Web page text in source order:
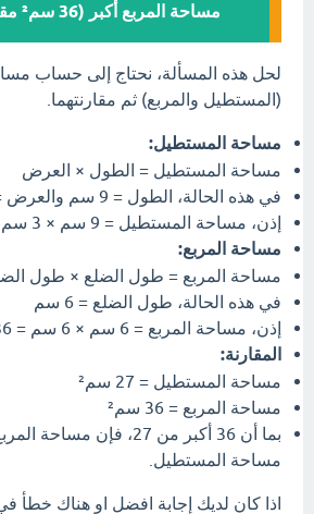
مساحة المربع أكبر (36 سم² مقابل 27 سم²)
لحل هذه المسألة، نحتاج إلى حساب
(المستطيل والمربع) ثم مقارنتهما.
مساحة المستطيل:
مساحة المستطيل = الطول × العرض
في هذه الحالة، الطول = 9 سم والعرض = 3 سم
إذن، مساحة المستطيل = 9 سم × 3 سم = 27 سم²
مساحة المربع:
مساحة المربع = طول الضلع × طول
في هذه الحالة، طول الضلع = 6 سم
إذن، مساحة المربع = 6 سم × 6 سم = 36 سم²
المقارنة:
مساحة المستطيل = 27 سم²
مساحة المربع = 36 سم²
بما أن 36 أكبر من 27، فإن
مساحة المستطيل.
اذا كان لديك إجابة افضل او هناك خطأ